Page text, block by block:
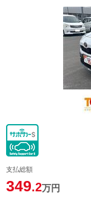
支払総額
349.2万円